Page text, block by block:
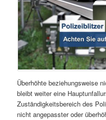
Überhöhte beziehungsweise
bleibt weiter eine
Zuständigkeitsbereich des
nicht angepasster oder